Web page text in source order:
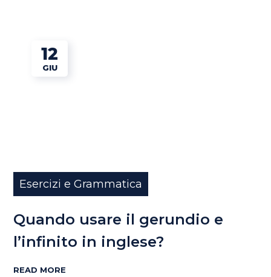
12
GIU
Esercizi e Grammatica
Quando usare il gerundio e
l’infinito in inglese?
READ MORE